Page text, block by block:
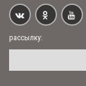
рассылку: